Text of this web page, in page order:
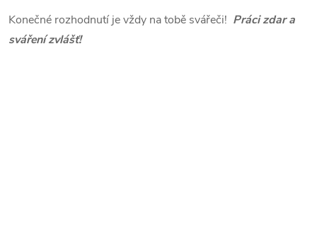
Konečné rozhodnutí je vždy na tobě svářeči! Práci zdar a
sváření zvlášť!